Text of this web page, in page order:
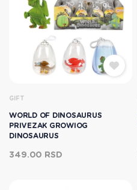
GIFT
WORLD OF DINOSAURUS
PRIVEZAK GROWIOG
DINOSAURUS
349.00 RSD